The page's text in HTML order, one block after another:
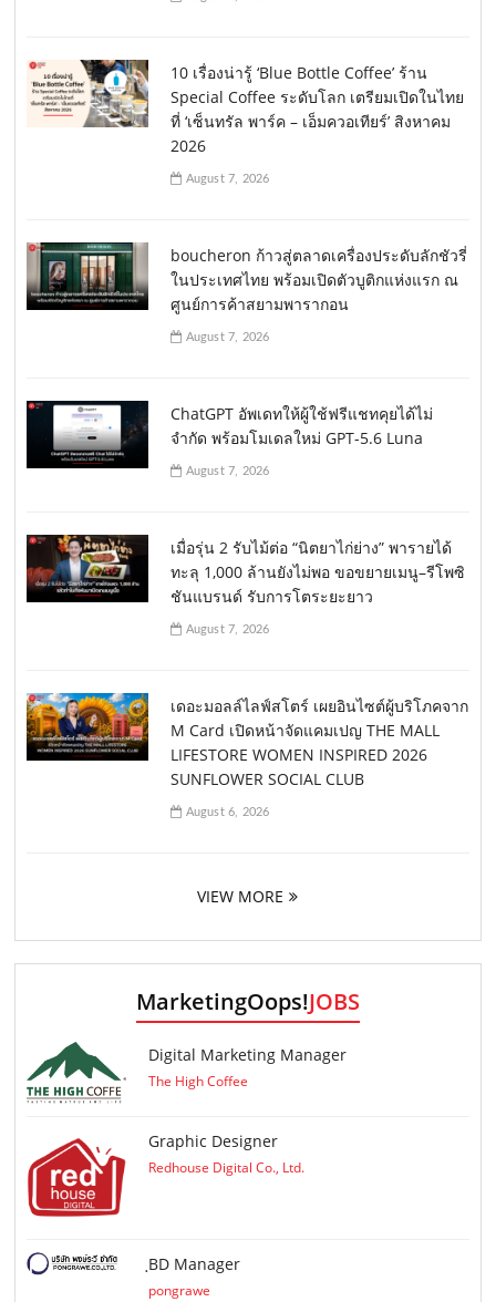
10 เรื่องน่ารู้ ‘Blue Bottle Coffee’ ร้าน
Special Coffee ระดับโลก เตรียมเปิดในไทย
ที่ ‘เซ็นทรัล พาร์ค – เอ็มควอเทียร์’ สิงหาคม
2026
August 7, 2026
boucheron ก้าวสู่ตลาดเครื่องประดับลักชัวรี่
ในประเทศไทย พร้อมเปิดตัวบูติกแห่งแรก ณ
ศูนย์การค้าสยามพารากอน
August 7, 2026
ChatGPT อัพเดทให้ผู้ใช้ฟรีแชทคุยได้ไม่
จำกัด พร้อมโมเดลใหม่ GPT-5.6 Luna
August 7, 2026
เมื่อรุ่น 2 รับไม้ต่อ “นิตยาไก่ย่าง” พารายได้
ทะลุ 1,000 ล้านยังไม่พอ ขอขยายเมนู–รีโพซิ
ชันแบรนด์ รับการโตระยะยาว
August 7, 2026
เดอะมอลล์ไลฟ์สโตร์ เผยอินไซต์ผู้บริโภคจาก
M Card เปิดหน้าจัดแคมเปญ THE MALL
LIFESTORE WOMEN INSPIRED 2026
SUNFLOWER SOCIAL CLUB
August 6, 2026
VIEW MORE
MarketingOops!JOBS
Digital Marketing Manager
The High Coffee
Graphic Designer
Redhouse Digital Co., Ltd.
ฺBD Manager
pongrawe